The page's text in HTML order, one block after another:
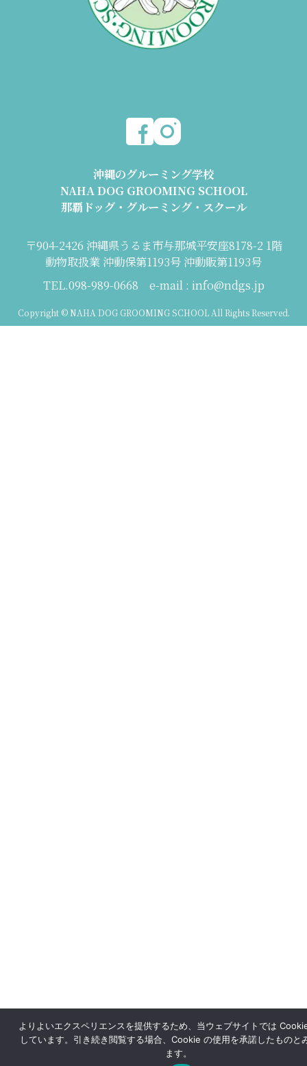
沖縄のグルーミング学校
NAHA DOG GROOMING SCHOOL
那覇ドッグ・グルーミング・スクール
〒904-2426 沖縄県うるま市与那城平安座8178-2 1階
動物取扱業 沖動保第1193号 沖動販第1193号
TEL.098-989-0668 e-mail : info@ndgs.jp
Copyright © NAHA DOG GROOMING SCHOOL All Rights Reserved.
よりよいエクスペリエンスを提供するため、当ウェブサイトでは
しています。引き続き閲覧する場合、Cookie の使用を承諾したものと
ます。